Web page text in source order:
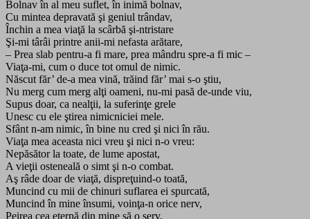
Bolnav în al meu suflet, în inimă bolnav,
Cu mintea depravată şi geniul trândav,
Închin a mea viaţă la scârbă şi-ntristare
Şi-mi târâi printre anii-mi nefasta arătare,
– Prea slab pentru-a fi mare, prea mândru spre-a fi mic –
Viaţa-mi, cum o duce tot omul de nimic.
Născut făr’ de-a mea vină, trăind făr’ mai s-o ştiu,
Nu merg cum merg alţi oameni, nu-mi pasă de-unde viu,
Supus doar, ca nealţii, la suferinţe grele
Unesc cu ele ştirea nimicniciei mele.
Sfânt n-am nimic, în bine nu cred şi nici în rău.
Viaţa mea aceasta nici vreu şi nici n-o vreu:
Nepăsător la toate, de lume apostat,
A vieţii osteneală o simt şi n-o combat.
Aş râde doar de viaţă, dispreţuind-o toată,
Muncind cu mii de chinuri suflarea ei spurcată,
Muncind în mine însumi, voinţa-n orice nerv,
Peirea cea eternă din mine să o serv,